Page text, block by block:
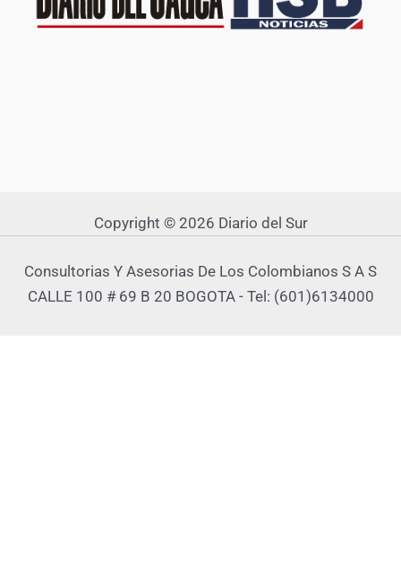
Copyright © 2026 Diario del Sur
Consultorias Y Asesorias De Los Colombianos S A S
CALLE 100 # 69 B 20 BOGOTA - Tel: (601)6134000